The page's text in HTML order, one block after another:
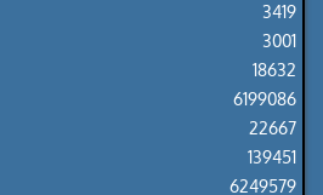
3419
3001
18632
6199086
22667
139451
6249579